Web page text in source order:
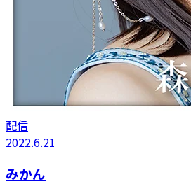
配信
2022.6.21
みかん